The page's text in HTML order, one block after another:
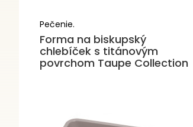
Pečenie.
Forma na biskupský
chlebíček s titánovým
povrchom Taupe Collection